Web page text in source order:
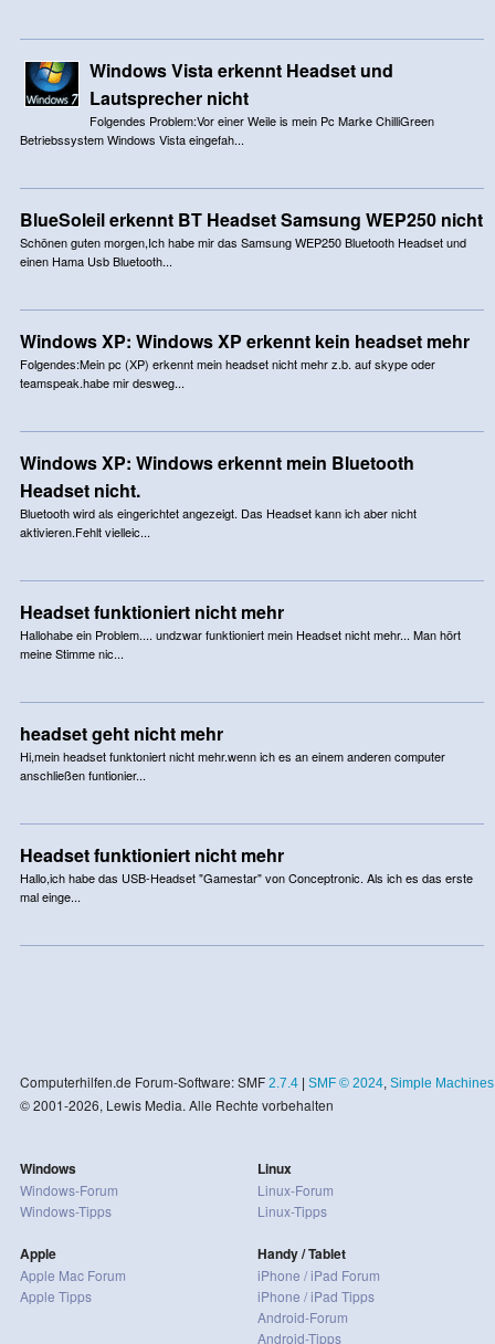
Windows Vista erkennt Headset und
Lautsprecher nicht
Folgendes Problem:Vor einer Weile is mein Pc Marke ChilliGreen
Betriebssystem Windows Vista eingefah...
BlueSoleil erkennt BT Headset Samsung WEP250 nicht
Schönen guten morgen,Ich habe mir das Samsung WEP250 Bluetooth Headset und
einen Hama Usb Bluetooth...
Windows XP: Windows XP erkennt kein headset mehr
Folgendes:Mein pc (XP) erkennt mein headset nicht mehr z.b. auf skype oder
teamspeak.habe mir desweg...
Windows XP: Windows erkennt mein Bluetooth
Headset nicht.
Bluetooth wird als eingerichtet angezeigt. Das Headset kann ich aber nicht
aktivieren.Fehlt vielleic...
Headset funktioniert nicht mehr
Hallohabe ein Problem.... undzwar funktioniert mein Headset nicht mehr... Man hört
meine Stimme nic...
headset geht nicht mehr
Hi,mein headset funktoniert nicht mehr.wenn ich es an einem anderen computer
anschließen funtionier...
Headset funktioniert nicht mehr
Hallo,ich habe das USB-Headset "Gamestar" von Conceptronic. Als ich es das erste
mal einge...
Computerhilfen.de Forum-Software: SMF 2.7.4| SMF © 2024, Simple Machines
© 2001-2026, Lewis Media. Alle Rechte vorbehalten
Windows
Windows-Forum
Windows-Tipps
Apple
Apple Mac Forum
Apple Tipps
Linux
Linux-Forum
Linux-Tipps
Handy / Tablet
iPhone / iPad Forum
iPhone / iPad Tipps
Android-Forum
Android-Tipps